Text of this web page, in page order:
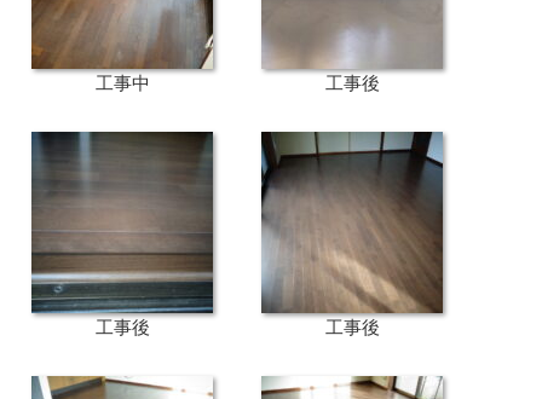
工事中 工事後
工事後 工事後